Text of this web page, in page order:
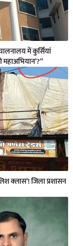
में कुर्सियां
क्लास’! जिला प्रशासन